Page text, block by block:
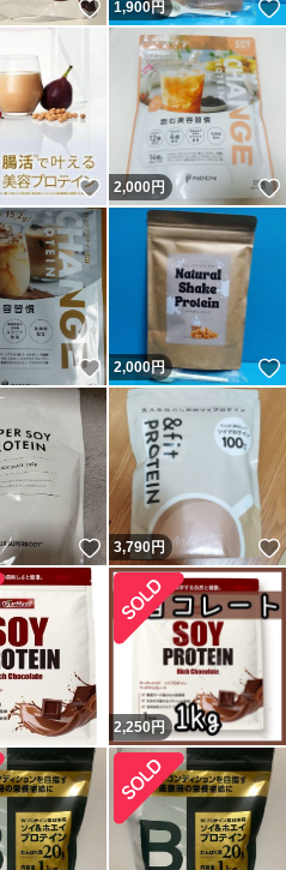
いいね！
1,900円
いいね！
2,000円
いいね！
2,000円
いいね！
3,790円
2,250円